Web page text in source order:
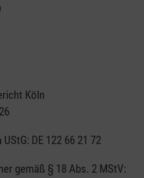
Köln
DE 122 66 21 72
gemäß § 18 Abs. 2 MStV: